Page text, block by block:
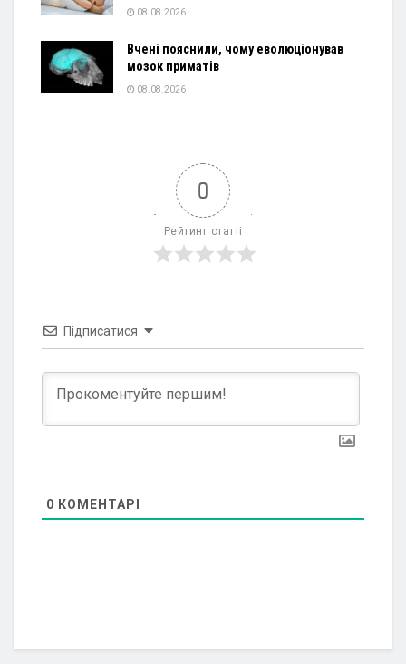
08.08.2026
Вчені пояснили, чому еволюціонував
мозок приматів
08.08.2026
0
Рейтинг статті
Підписатися
0 КОМЕНТАРІ